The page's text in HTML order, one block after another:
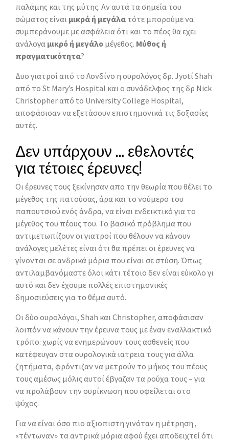
παλάμης και της μύτης. Αν αυτά τα σημεία του
σώματος είναι μικρά ή μεγάλα τότε μπορούμε να
συμπεράνουμε με ασφάλεια ότι και το πέος θα εχει
ανάλογα μικρό ή μεγάλο μέγεθος. Μύθος ή
πραγματικότητα?
Δυο γιατροί από το Λονδίνο η oυρολόγος δρ. Jyοtί Shah
από το St Mary’s Hospital και ο συνάδελφος της δρ Nick
Christopher από to University College Hospital,
αποφάσισαν να εξετάσουν επιστημονικά τις δοξασίες
αυτές.
Δεν υπάρχουν … εθελοντές
για τέτοιες έρευνες!
Οι έρευνες τους ξεκίνησαν απο την θεωρία που θέλει το
μέγεθος της πατούσας, άρα και το νούμερο του
παπουτσιού ενός άνδρα, να είναι ενδεικτικό για το
μέγεθος του πέους του. Το βασικό πρόβλημα που
αντιμετωπίζουν οι γιατροί που θέλουν να κάνουν
ανάλογες μελέτες είναι ότι θα πρέπει οι έρευνες να
γίνονται σε ανδρικά μόρια που είναι σε στύση. Όπως
αντιλαμβανόμαστε όλοι κάτι τέτοιο δεν είναι εύκολο γι
αυτό και δεν έχουμε πολλές επιστημονικές
δημοσιεύσεις για το θέμα αυτό.
Οι δύο ουρολόγοι, Shah και Christopher, αποφάσισαν
λοιπόν να κάνουν την έρευνα τους με έναν εναλλακτικό
τρόπο: χωρίς να ενημερώνουν τους ασθενείς που
κατέφευγαν στα ουρολογικά ιατρεια τους για άλλα
ζητήματα, φρόντιζαν να μετρούν το μήκος του πέους
τους αμέσως μόλις αυτοί έβγαζαν τα ρούχα τους – για
να προλάβουν την συρίκνωση που οφείλεται στο
ψύχος.
Για να είναι όσο πιο αξιοπιστη γινόταν η µέτρηση ,
«τέντωναν» τα αντρικά µόρια αφού έχει αποδειχτεί ότι